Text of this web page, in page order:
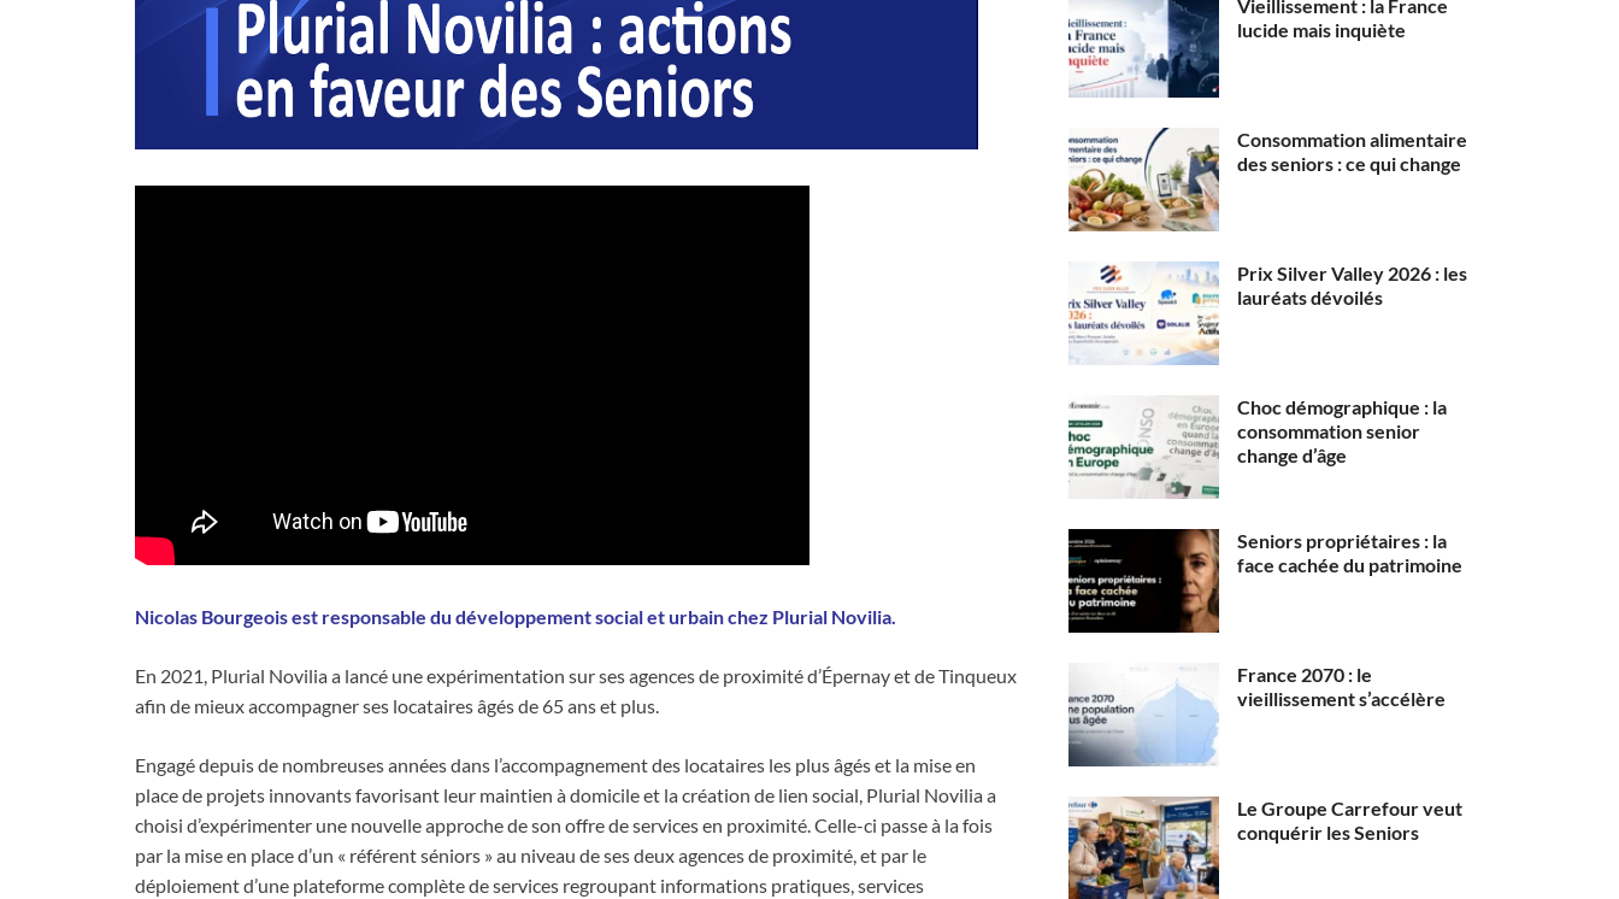
Nicolas Bourgeois est responsable du développement social et urbain chez Plurial Novilia.
En 2021, Plurial Novilia a lancé une expérimentation sur ses agences de proximité d’Épernay et de Tinqueux
afin de mieux accompagner ses locataires âgés de 65 ans et plus.
Engagé depuis de nombreuses années dans l’accompagnement des locataires les plus âgés et la mise en
place de projets innovants favorisant leur maintien à domicile et la création de lien social, Plurial Novilia a
choisi d’expérimenter une nouvelle approche de son offre de services en proximité. Celle-ci passe à la fois
par la mise en place d’un « référent séniors » au niveau de ses deux agences de proximité, et par le
déploiement d’une plateforme complète de services regroupant informations pratiques, services
Vieillissement : la France
lucide mais inquiète
Consommation alimentaire
des seniors : ce qui change
Prix Silver Valley 2026 : les
lauréats dévoilés
Choc démographique : la
consommation senior
change d’âge
Seniors propriétaires : la
face cachée du patrimoine
France 2070 : le
vieillissement s’accélère
Le Groupe Carrefour veut
conquérir les Seniors